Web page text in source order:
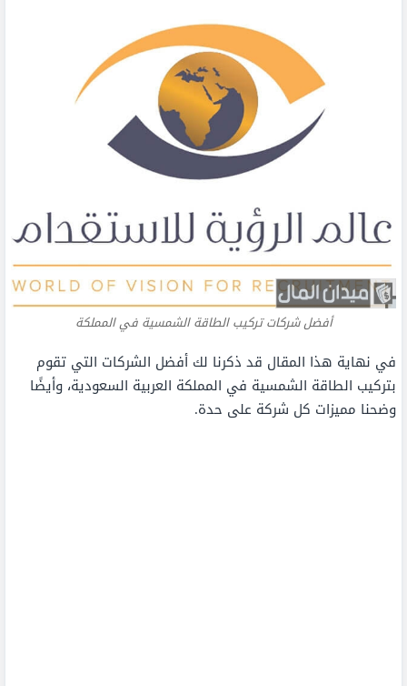
أفضل شركات تركيب الطاقة الشمسية في المملكة
في نهاية هذا المقال قد ذكرنا لك أفضل الشركات التي تقوم
بتركيب الطاقة الشمسية في المملكة العربية السعودية، وأيضًا
وضحنا مميزات كل شركة على حدة.